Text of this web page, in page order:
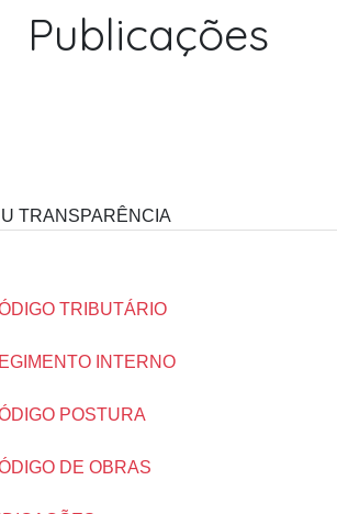
Publicações
TRANSPARÊNCIA
TRIBUTÁRIO
INTERNO
POSTURA
DE OBRAS